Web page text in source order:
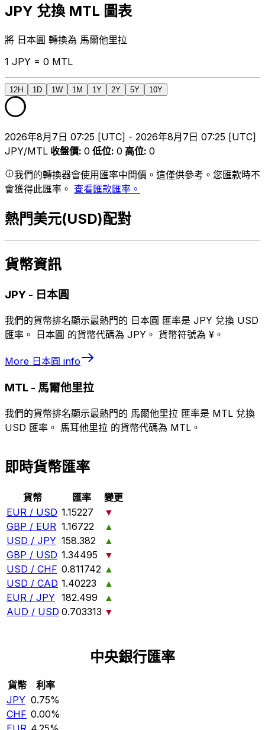
JPY 兌換 MTL 圖表
將 日本圓 轉換為 馬爾他里拉
1 JPY = 0 MTL
12H 1D 1W 1M 1Y 2Y 5Y 10Y
2026年8月7日 07:25 [UTC] - 2026年8月7日 07:25 [UTC]
JPY/MTL 收盤價: 0 低位: 0 高位: 0
我們的轉換器會使用匯率中間價。這僅供參考。您匯款時不
會獲得此匯率。 查看匯款匯率。
熱門美元(USD)配對
貨幣資訊
JPY - 日本圓
我們的貨幣排名顯示最熱門的 日本圓 匯率是 JPY 兌換 USD
匯率。 日本圓 的貨幣代碼為 JPY。 貨幣符號為 ¥。
More 日本圓 info
MTL - 馬爾他里拉
我們的貨幣排名顯示最熱門的 馬爾他里拉 匯率是 MTL 兌換
USD 匯率。 馬耳他里拉 的貨幣代碼為 MTL。
即時貨幣匯率
貨幣 匯率
變更
EUR / USD 1.15227
▼
GBP / EUR 1.16722
▲
USD / JPY 158.382
▲
GBP / USD 1.34495
▼
USD / CHF 0.811742 ▲
USD / CAD 1.40223
▲
EUR / JPY 182.499
▲
AUD / USD 0.703313 ▼
中央銀行匯率
貨幣
利率
JPY 0.75%
CHF 0.00%